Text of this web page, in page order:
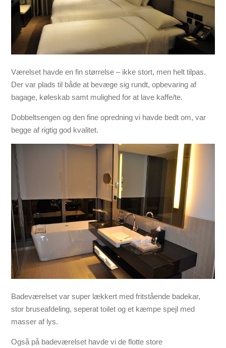
Værelset havde en fin størrelse – ikke stort, men helt tilpas.
Der var plads til både at bevæge sig rundt, opbevaring af
bagage, køleskab samt mulighed for at lave kaffe/te.
Dobbeltsengen og den fine opredning vi havde bedt om, var
begge af rigtig god kvalitet.
Badeværelset var super lækkert med fritstående badekar,
stor bruseafdeling, seperat toilet og et kæmpe spejl med
masser af lys.
Også på badeværelset havde vi de flotte store